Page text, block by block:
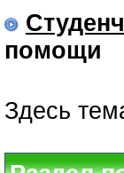
помощи
Здесь